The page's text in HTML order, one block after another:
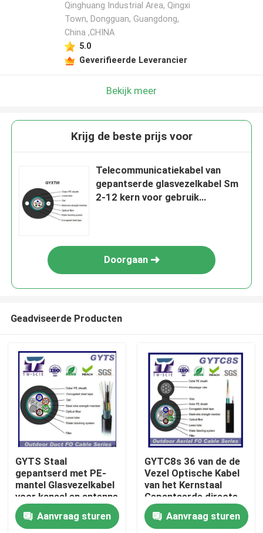
Huis
Producten
Ongeveer ons
Qinghuang Industrial Area, Qingxi
Town, Dongguan, Guangdong,
China ,CHINA
5.0
Geverifieerde Leverancier
Bekijk meer
Krijg de beste prijs voor
Telecommunicatiekabel van
gepantserde glasvezelkabel Sm
2-12 kern voor gebruik
Doorgaan
Geadviseerde Producten
GYTS Staal
gepantserd met PE-
mantel Glasvezelkabel
voor kanaal en antenne
met losse buis
Aanvraag sturen
GYTC8s 36 van de de
Vezel Optische Kabel
van het Kernstaal
Gepantserde directe
begraven de vezel
optische die kabel in
Aanvraag sturen